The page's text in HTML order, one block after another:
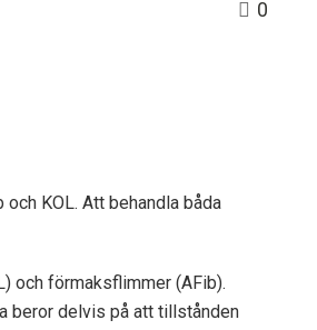
0
KOL. Att behandla båda
och förmaksflimmer (AFib).
beror delvis på att tillstånden